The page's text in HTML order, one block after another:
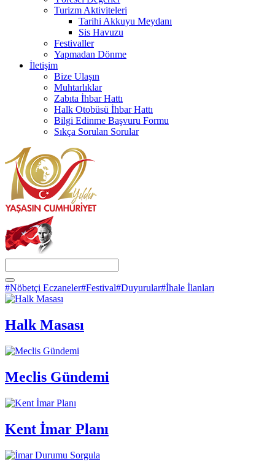
Turizm Aktiviteleri
Tarihi Akkuyu Meydanı
Sis Havuzu
Festivaller
Yapmadan Dönme
İletişim
Bize Ulaşın
Muhtarlıklar
Zabıta İhbar Hattı
Halk Otobüsü İhbar Hattı
Bilgi Edinme Başvuru Formu
Sıkça Sorulan Sorular
#Nöbetçi Eczaneler#Festival#Duyurular#İhale İlanları
Halk Masası
Meclis Gündemi
Kent İmar Planı